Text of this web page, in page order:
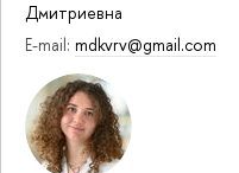
Дмитриевна
E-mail: mdkvrv@gmail.com